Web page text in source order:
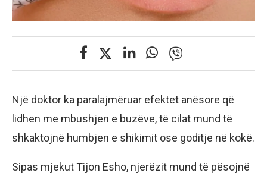
Një doktor ka paralajmëruar efektet anësore që
lidhen me mbushjen e buzëve, të cilat mund të
shkaktojnë humbjen e shikimit ose goditje në kokë.
Sipas mjekut Tijon Esho, njerëzit mund të pësojnë